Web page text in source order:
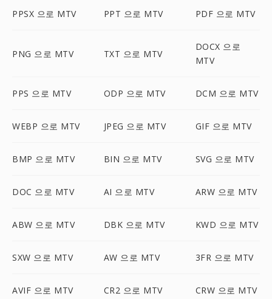
PPSX 으로 MTV PPT 으로 MTV PDF 으로 MTV
PNG 으로 MTV TXT 으로 MTV
DOCX 으로
MTV
PPS 으로 MTV ODP 으로 MTV DCM 으로 MTV
WEBP 으로 MTV JPEG 으로 MTV GIF 으로 MTV
BMP 으로 MTV BIN 으로 MTV SVG 으로 MTV
DOC 으로 MTV AI 으로 MTV ARW 으로 MTV
ABW 으로 MTV DBK 으로 MTV KWD 으로 MTV
SXW 으로 MTV AW 으로 MTV 3FR 으로 MTV
AVIF 으로 MTV CR2 으로 MTV CRW 으로 MTV